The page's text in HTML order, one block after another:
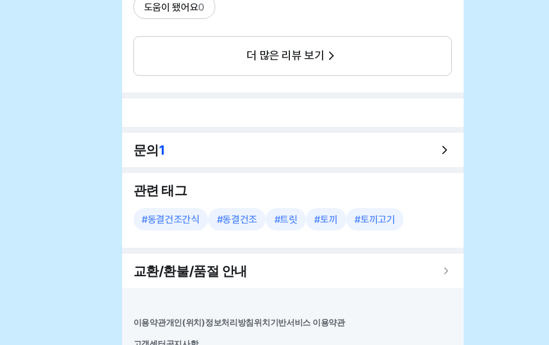
도움이 됐어요0
더 많은 리뷰 보기
문의1
관련 태그
#동결건조간식 #동결건조 #트릿 #토끼 #토끼고기
교환/환불/품절 안내
이용약관개인(위치)정보처리방침위치기반서비스 이용약관